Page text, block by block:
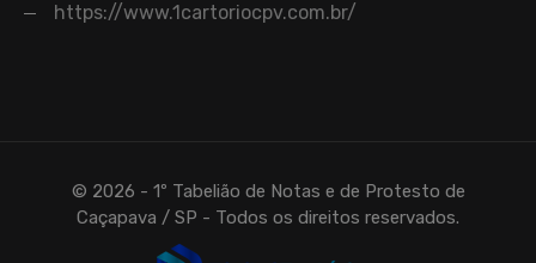
https://www.1cartoriocpv.com.br/
© 2026 - 1º Tabelião de Notas e de Protesto de
Caçapava / SP - Todos os direitos reservados.